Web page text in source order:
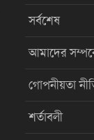
সর্বশেষ
আমাদের
গোপনীয়তা
শর্তাবলী